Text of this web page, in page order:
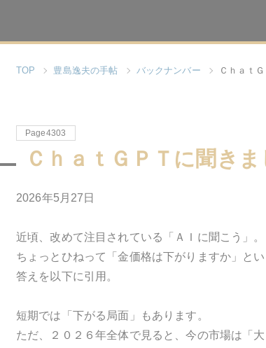
TOP 豊島逸夫の手帖 バックナンバー Ｃｈａｔ
Page4303
ＣｈａｔＧＰＴに聞き
2026年5月27日
近頃、改めて注目されている「ＡＩに聞こう」。
ちょっとひねって「金価格は下がりますか」と
答えを以下に引用。
短期では「下がる局面」もあります。
ただ、２０２６年全体で見ると、今の市場は「